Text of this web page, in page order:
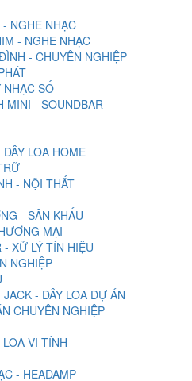
NGHE NHẠC
- NGHE NHẠC
- CHUYÊN NGHIỆP
NHẠC SỐ
MINI - SOUNDBAR
LOA HOME
- NỘI THẤT
- SÂN KHẤU
MẠI
- XỬ LÝ TÍN HIỆU
NGHIỆP
- DÂY LOA DỰ ÁN
CHUYÊN NGHIỆP
VI TÍNH
- HEADAMP